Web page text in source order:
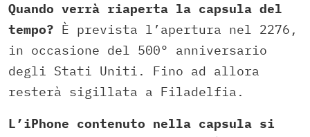
Quando verrà riaperta la capsula del
tempo? È prevista l’apertura nel 2276,
in occasione del 500° anniversario
degli Stati Uniti. Fino ad allora
resterà sigillata a Filadelfia.
L’iPhone contenuto nella capsula si